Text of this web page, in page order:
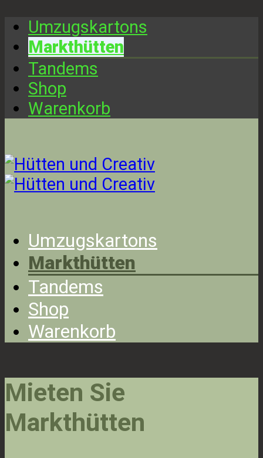
Umzugskartons
Markthütten
Tandems
Shop
Warenkorb
Umzugskartons
Markthütten
Tandems
Shop
Warenkorb
Mieten Sie
Markthütten